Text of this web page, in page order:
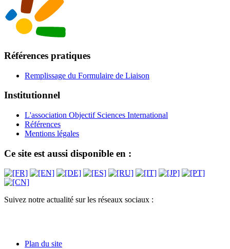
Références pratiques
Remplissage du Formulaire de Liaison
Institutionnel
L'association Objectif Sciences International
Références
Mentions légales
Ce site est aussi disponible en :
Suivez notre actualité sur les réseaux sociaux :
Plan du site